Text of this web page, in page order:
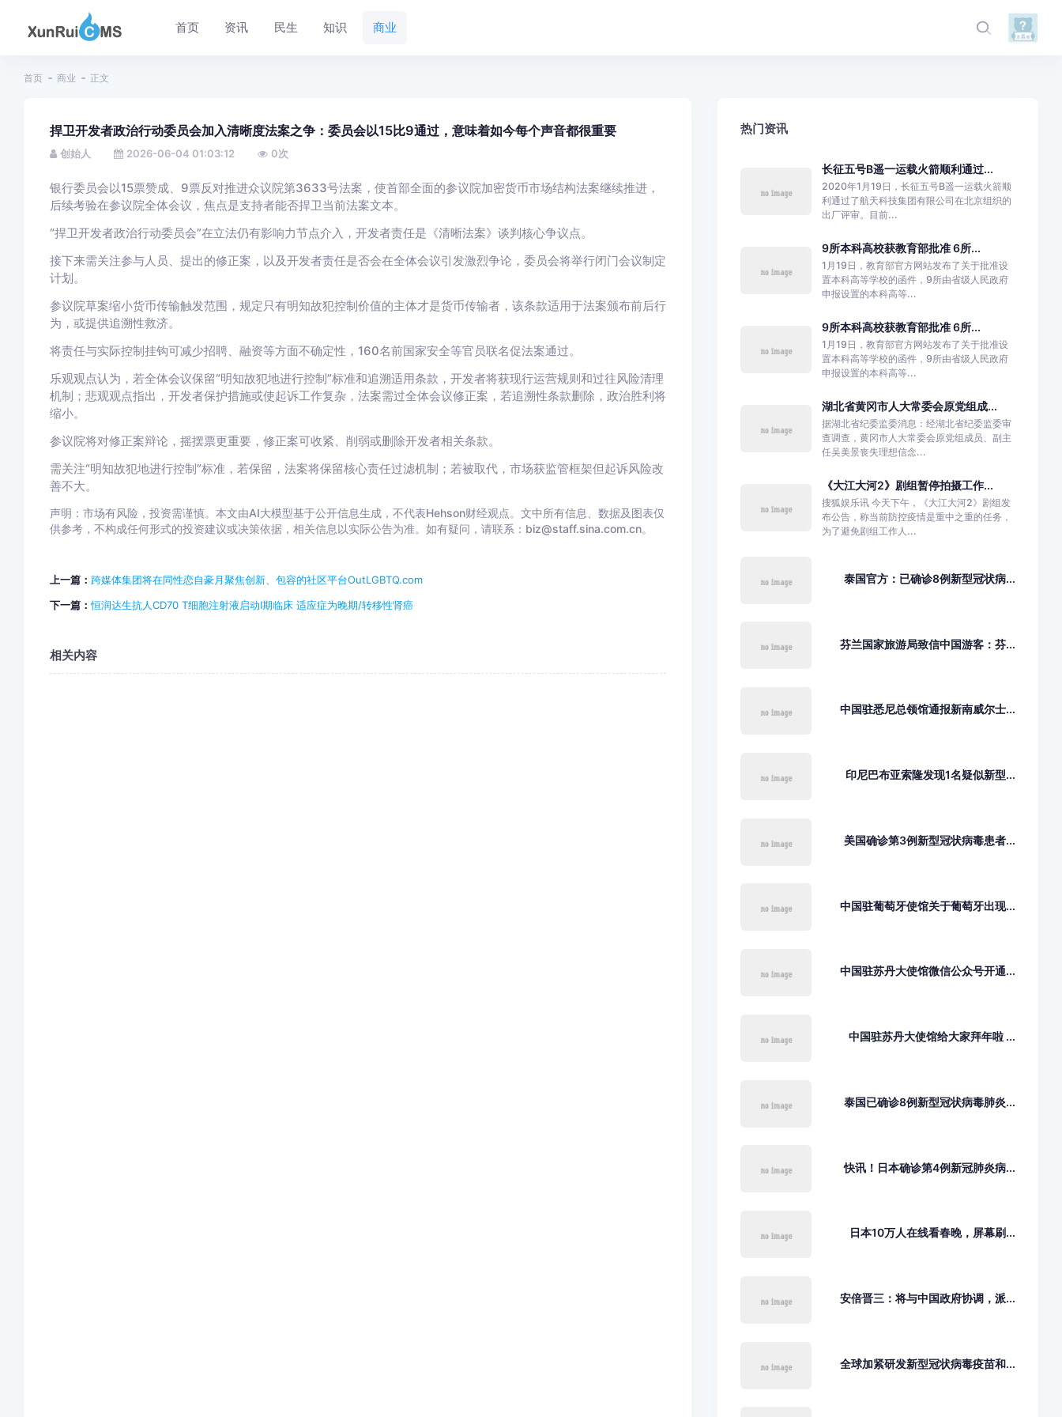
首页 资讯 民生 知识 商业
首页 商业 正文
捍卫开发者政治行动委员会加入清晰度法案之争：委员会以15比9通过，意味着如今每个声音都很重要
创始人 2026-06-04 01:03:12 0次
银行委员会以15票赞成、9票反对推进众议院第3633号法案，使首部全面的参议院加密货币市场结构法案继续推进，
后续考验在参议院全体会议，焦点是支持者能否捍卫当前法案文本。
“捍卫开发者政治行动委员会”在立法仍有影响力节点介入，开发者责任是《清晰法案》谈判核心争议点。
接下来需关注参与人员、提出的修正案，以及开发者责任是否会在全体会议引发激烈争论，委员会将举行闭门会议制定
计划。
参议院草案缩小货币传输触发范围，规定只有明知故犯控制价值的主体才是货币传输者，该条款适用于法案颁布前后行
为，或提供追溯性救济。
将责任与实际控制挂钩可减少招聘、融资等方面不确定性，160名前国家安全等官员联名促法案通过。
乐观观点认为，若全体会议保留“明知故犯地进行控制”标准和追溯适用条款，开发者将获现行运营规则和过往风险清理
机制；悲观观点指出，开发者保护措施或使起诉工作复杂，法案需过全体会议修正案，若追溯性条款删除，政治胜利将
缩小。
参议院将对修正案辩论，摇摆票更重要，修正案可收紧、削弱或删除开发者相关条款。
需关注“明知故犯地进行控制”标准，若保留，法案将保留核心责任过滤机制；若被取代，市场获监管框架但起诉风险改
善不大。
声明：市场有风险，投资需谨慎。本文由AI大模型基于公开信息生成，不代表Hehson财经观点。文中所有信息、数据及图表仅
供参考，不构成任何形式的投资建议或决策依据，相关信息以实际公告为准。如有疑问，请联系：biz@staff.sina.com.cn。
上一篇： 跨媒体集团将在同性恋自豪月聚焦创新、包容的社区平台OutLGBTQ.com
下一篇：恒润达生抗人CD70 T细胞注射液启动Ⅰ期临床 适应症为晚期/转移性肾癌
相关内容
热门资讯
长征五号B遥一运载火箭顺利通过...
2020年1月19日，长征五号B遥一运载火箭顺
利通过了航天科技集团有限公司在北京组织的
出厂评审。目前...
9所本科高校获教育部批准 6所...
1月19日，教育部官方网站发布了关于批准设
置本科高等学校的函件，9所由省级人民政府
申报设置的本科高等...
9所本科高校获教育部批准 6所...
1月19日，教育部官方网站发布了关于批准设
置本科高等学校的函件，9所由省级人民政府
申报设置的本科高等...
湖北省黄冈市人大常委会原党组成...
据湖北省纪委监委消息：经湖北省纪委监委审
查调查，黄冈市人大常委会原党组成员、副主
任吴美景丧失理想信念...
《大江大河2》剧组暂停拍摄工作...
搜狐娱乐讯 今天下午，《大江大河2》剧组发
布公告，称当前防控疫情是重中之重的任务，
为了避免剧组工作人...
泰国官方：已确诊8例新型冠状病...
芬兰国家旅游局致信中国游客：芬...
中国驻悉尼总领馆通报新南威尔士...
印尼巴布亚索隆发现1名疑似新型...
美国确诊第3例新型冠状病毒患者...
中国驻葡萄牙使馆关于葡萄牙出现...
中国驻苏丹大使馆微信公众号开通...
中国驻苏丹大使馆给大家拜年啦 ...
泰国已确诊8例新型冠状病毒肺炎...
快讯！日本确诊第4例新冠肺炎病...
日本10万人在线看春晚，屏幕刷...
安倍晋三：将与中国政府协调，派...
全球加紧研发新型冠状病毒疫苗和...